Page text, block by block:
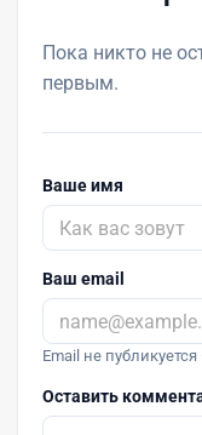
Пока никто не
первым.
Ваше имя
Ваш email
Email не
Оставить